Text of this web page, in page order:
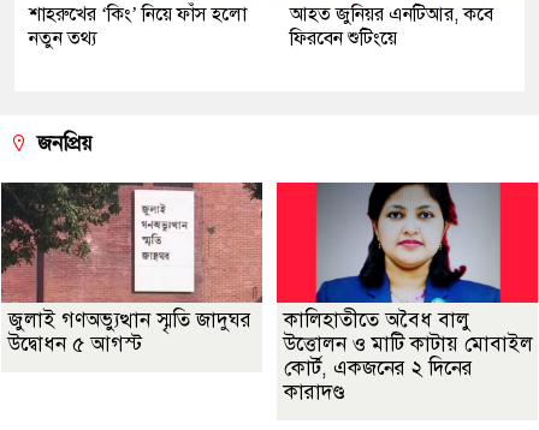
শাহরুখের ‘কিং’ নিয়ে ফাঁস হলো
নতুন তথ্য
আহত জুনিয়র এনটিআর, কবে
ফিরবেন শুটিংয়ে
জনপ্রিয়
জুলাই গণঅভ্যুত্থান স্মৃতি জাদুঘর
উদ্বোধন ৫ আগস্ট
কালিহাতীতে অবৈধ বালু
উত্তোলন ও মাটি কাটায় মোবাইল
কোর্ট, একজনের ২ দিনের
কারাদণ্ড